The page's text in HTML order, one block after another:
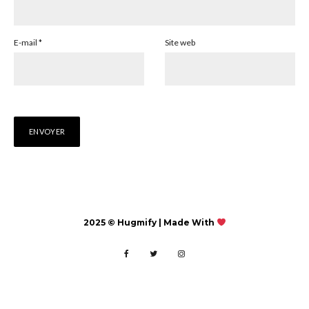
E-mail * Site web
2025 © Hugmify | Made With